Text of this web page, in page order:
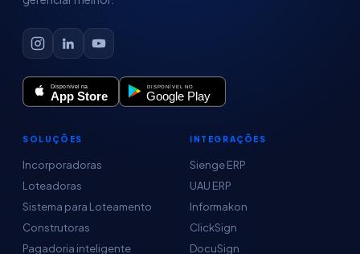
SOLUÇÕES
Incorporadoras
Loteadoras
Sistema para Loteamento
Construtoras
Pagadoria inteligente
INTEGRAÇÕES
Sienge ERP
UAU ERP
Informakon
ClickSign
DocuSign